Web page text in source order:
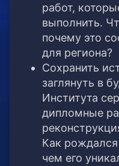
работ,
выполнить.
почему это
для региона?
Сохранить
заглянуть в
Института
дипломные
Как
чем его